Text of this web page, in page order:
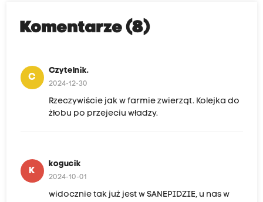
Komentarze (8)
C
Czytelnik.
2024-12-30
Rzeczywiście jak w farmie zwierząt. Kolejka do
żłobu po przejeciu władzy.
K
kogucik
2024-10-01
widocznie tak już jest w SANEPIDZIE, u nas w